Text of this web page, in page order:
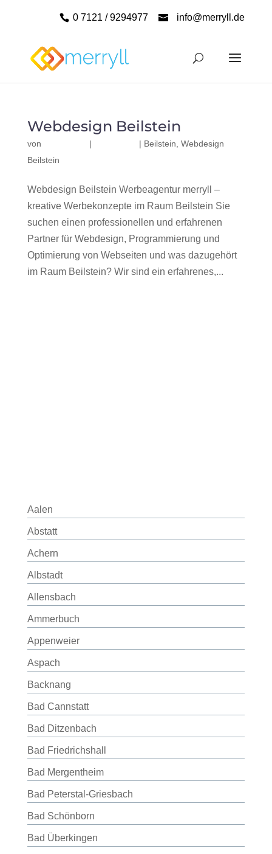
0 7121 / 9294977 info@merryll.de
Webdesign Beilstein
von | | Beilstein Webdesign
Beilstein
Webdesign Beilstein Werbeagentur merryll –
kreative Werbekonzepte im Raum Beilstein Sie
suchen einen professionellen und erfahrenen
Partner für Webdesign, Programmierung und
Optimierung von Webseiten und was dazugehört
im Raum Beilstein? Wir sind ein erfahrenes,...
Aalen
Abstatt
Achern
Albstadt
Allensbach
Ammerbuch
Appenweier
Aspach
Backnang
Bad Cannstatt
Bad Ditzenbach
Bad Friedrichshall
Bad Mergentheim
Bad Peterstal-Griesbach
Bad Schönborn
Bad Überkingen